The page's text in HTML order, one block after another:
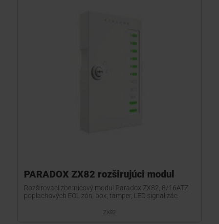
PARADOX ZX82 rozširujúci modul
Rozširovací zbernicový modul Paradox ZX82, 8/16ATZ
poplachových EOL zón, box, tamper, LED signalizác
ZX82